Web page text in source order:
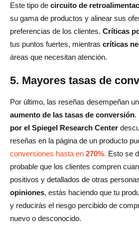
Este tipo de circuito de
su gama de productos y alinear sus
preferencias de los clientes. Críticas
tus puntos fuertes, mientras críticas
áreas que necesitan atención.
5. Mayores tasas de
Por último, las reseñas desempeñan
aumento de las tasas de conversión.
por el Spiegel Research Center
reseñas en la página de un producto
conversiones hasta en 270%. Esto se
probable que los clientes compren
positivos y detallados de otras
opiniones, estás haciendo que tu
y reducirás el riesgo percibido de
nuevo o desconocido.